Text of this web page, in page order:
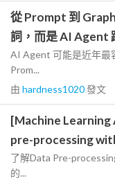
從 Prompt 到
詞，而是 AI Agent
AI Agent 可能是近年最
Prom...
由 hardness1020發文
[Machine Learning
pre-processing
了解Data Pre-
的...